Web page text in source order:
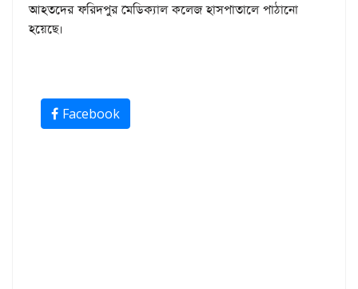
আহতদের ফরিদপুর মেডিক্যাল কলেজ হাসপাতালে পাঠানো
হয়েছে।
Facebook